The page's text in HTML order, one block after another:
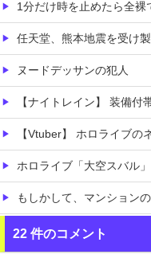
1分だけ時を止めたら全裸
任天堂、熊本地震を受け製
ヌードデッサンの犯人
【ナイトレイン】 装備付帯おごりま
【Vtuber】 ホロライブのネリッ
ホロライブ「大空スバル」スバルの小屋で気になる反応！みこ
もしかして、マンションの
【熊本地震】 発生後に居酒屋
22 件のコメント